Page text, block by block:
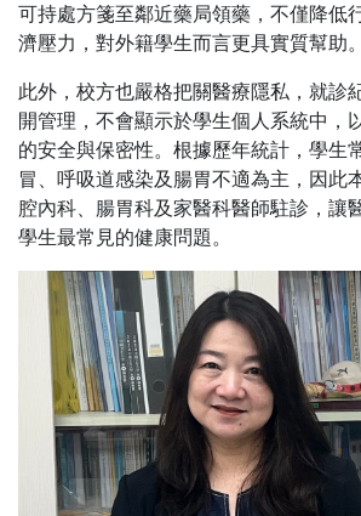
可持處方箋至鄰近藥局領藥，不僅降低
濟壓力，對外籍學生而言更具實質幫助。
此外，校方也嚴格把關醫療隱私，就診
開管理，不會顯示於學生個人系統中，
的安全與保密性。根據歷年統計，學生
冒、呼吸道感染及腸胃不適為主，因此
腔內科、腸胃科及家醫科醫師駐診，讓
學生最常見的健康問題。